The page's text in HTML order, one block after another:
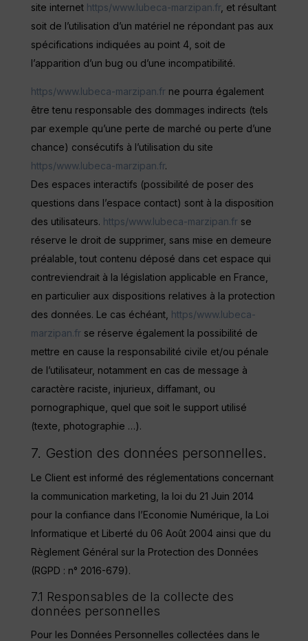
site internet https/www.lubeca-marzipan.fr, et résultant
soit de l’utilisation d’un matériel ne répondant pas aux
spécifications indiquées au point 4, soit de
l’apparition d’un bug ou d’une incompatibilité.
https/www.lubeca-marzipan.frne pourra également
être tenu responsable des dommages indirects (tels
par exemple qu’une perte de marché ou perte d’une
chance) consécutifs à l’utilisation du site
https/www.lubeca-marzipan.fr.
Des espaces interactifs (possibilité de poser des
questions dans l’espace contact) sont à la disposition
des utilisateurs. https/www.lubeca-marzipan.frse
réserve le droit de supprimer, sans mise en demeure
préalable, tout contenu déposé dans cet espace qui
contreviendrait à la législation applicable en France,
en particulier aux dispositions relatives à la protection
des données. Le cas échéant, https/www.lubeca-
marzipan.frse réserve également la possibilité de
mettre en cause la responsabilité civile et/ou pénale
de l’utilisateur, notamment en cas de message à
caractère raciste, injurieux, diffamant, ou
pornographique, quel que soit le support utilisé
(texte, photographie …).
7. Gestion des données personnelles.
Le Client est informé des réglementations concernant
la communication marketing, la loi du 21 Juin 2014
pour la confiance dans l’Economie Numérique, la Loi
Informatique et Liberté du 06 Août 2004 ainsi que du
Règlement Général sur la Protection des Données
(RGPD : n° 2016-679).
7.1 Responsables de la collecte des
données personnelles
Pour les Données Personnelles collectées dans le